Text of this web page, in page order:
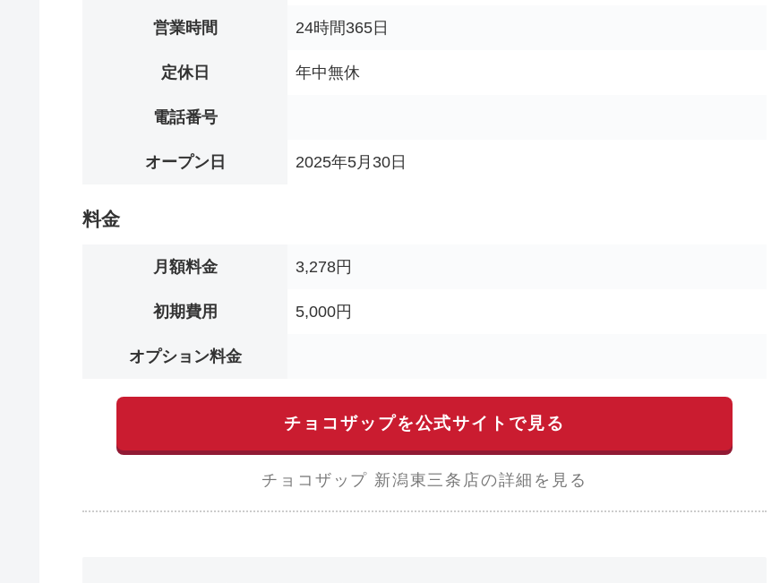
営業時間 24時間365日
定休日 年中無休
電話番号
オープン日 2025年5月30日
料金
月額料金 3,278円
初期費用 5,000円
オプション料金
チョコザップを公式サイトで見る
チョコザップ 新潟東三条店の詳細を見る